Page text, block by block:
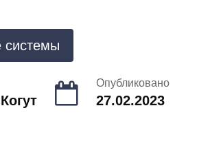
системы
Опубликовано
27.02.2023